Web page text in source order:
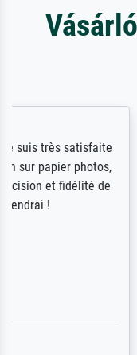
ik beoordeel
Door de
scrollen is
stoppen
Als er naar
gevraagd
werken van
maakt (bvb